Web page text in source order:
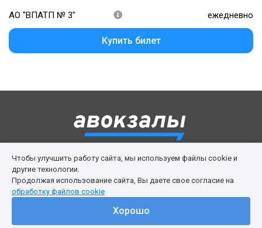
АО "ВПАТП № 3" ежедневно
Купить билет
Правила сервиса Политика cookies
Личный кабинет Возврат билета Поддержка
© 2016-2026 ООО «Изи Вей»
Чтобы улучшить работу сайта, мы используем файлы cookie и
другие технологии.
Продолжая использование сайта, Вы даете свое согласие на
обработку файлов cookie
Хорошо